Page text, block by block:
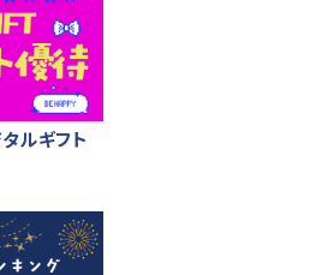
ルギフト